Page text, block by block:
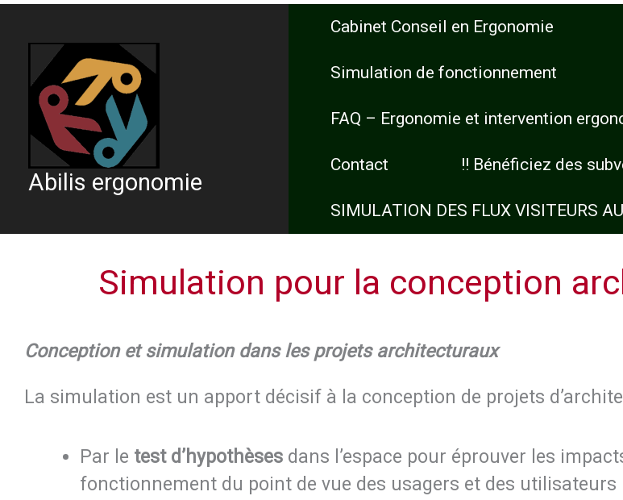
contenu
Abilis ergonomie
Cabinet Conseil en Ergonomie
Simulation de fonctionnement
FAQ – Ergonomie et intervention
Contact !! Bénéficiez des
SIMULATION DES FLUX VISITEURS
Simulation pour la conception
Conception et simulation dans les projets architecturaux
La simulation est un apport décisif à la conception de projets
Par le test d’hypothèses dans l’espace pour éprouver les
fonctionnement du point de vue des usagers et des utilisateurs